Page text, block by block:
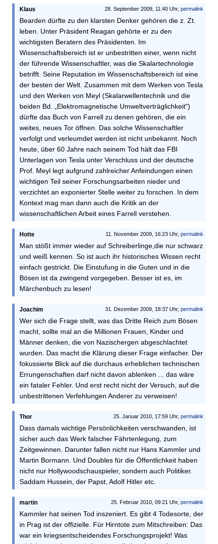
28. September 2009, 11:40 Uhr, permalink
Klaus
Bearden dürfte zu den klarsten Denker gehören die z. Zt.
leben. Unter Präsident Reagan gehörte er zu den
wichtigsten Beratern des Präsidenten. Im
Wissenschaftsbereich ist er unbestritten einer, wenn nicht
der führende Wissenschaftler, was die Skalartechnologie
betrifft. Seine Reputation im Wissenschaftsbereich ist eine
der besten der Welt. Zusammen mit dem Werken von Tesla
und den Werken von Meyl (Skalarwellentechnik und die
beiden Bd. „Elektromagnetische Umweltverträglichkeit")
dürfte das Buch von Farrell zu denen gehören, die ein
weites, neues Tor öffnen. Das solche Wissenschaftler
verfolgt und verleumdet werden ist nicht unbekannt. Noch
heute, über 60 Jahre nach seinem Tod hält das FBI
Unterlagen von Tesla unter Verschluss und der deutsche
Prof. Meyl legt aufgrund zahlreicher Anfeindungen einen
wichtigen Teil seiner Forschungsarbeiten nieder und
verzichtet an exponierter Stelle weiter zu forschen. In dem
Kontext mag man dann auch die Kritik an der
wissenschaftlichen Arbeit eines Farrell verstehen.
11. November 2009, 16:23 Uhr, permalink
Hotte
Man stößt immer wieder auf Schreiberlinge,die nur schwarz
und weiß kennen. So ist auch ihr historisches Wissen recht
einfach gestrickt. Die Einstufung in die Guten und in die
Bösen ist da zwingend vorgegeben. Besser ist es, im
Märchenbuch zu lesen!
31. Dezember 2009, 18:37 Uhr, permalink
Joachim
Wer sich die Frage stellt, was das Dritte Reich zum Bösen
macht, sollte mal an die Millionen Frauen, Kinder und
Männer denken, die von Nazischergen abgeschlachtet
wurden. Das macht die Klärung dieser Frage einfacher. Der
fokussierte Blick auf die durchaus erheblichen technischen
Errungenschaften darf nicht davon ablenken ... das wäre
ein fataler Fehler. Und erst recht nicht der Versuch, auf die
unbestrittenen Verfehlungen Anderer zu verweisen!
25. Januar 2010, 17:59 Uhr, permalink
Thor
Dass damals wichtige Persönlichkeiten verschwanden, ist
sicher auch das Werk falscher Fährtenlegung, zum
Zeitgewinnen. Darunter fallen nicht nur Hans Kammler und
Martin Bormann. Und Doubles für die Öffentlichkeit haben
nicht nur Hollywoodschauspieler, sondern auch Politiker.
Saddam Hussein, der Papst, Adolf Hitler etc.
25. Februar 2010, 09:21 Uhr, permalink
martin
Kammler hat seinen Tod inszeniert. Es gibt 4 Todesorte, der
in Prag ist der offizielle. Für Hirntote zum Mitschreiben: Das
war ein kriegsentscheidendes Forschungsprojekt! Was